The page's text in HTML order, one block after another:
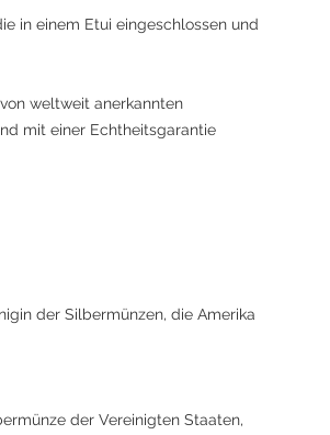
in einem Etui eingeschlossen und
weltweit anerkannten
mit einer Echtheitsgarantie
der Silbermünzen, die Amerika
der Vereinigten Staaten,